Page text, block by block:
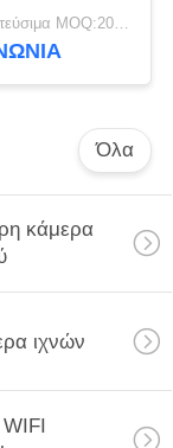
ΣΗΜΕΊΩΝ
άγριας
Διαπραγματεύσιμα MOQ:20pcs
Όλα
κάμερα
ιχνών